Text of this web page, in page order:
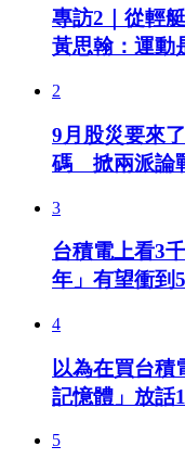
專訪2｜從輕
黃思翰：運動
2
9月股災要來
碼 掀兩派論
3
台積電上看3
年」有望衝到
4
以為在買台積
記憶體」放話
5